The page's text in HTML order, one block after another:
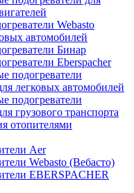
Webasto
автомобилей
Бинар
Eberspacher
подогреватели
легковых автомобилей
подогреватели
грузового транспорта
отопителями
Аer
Webasto (Вебасто)
EBERSPACHER